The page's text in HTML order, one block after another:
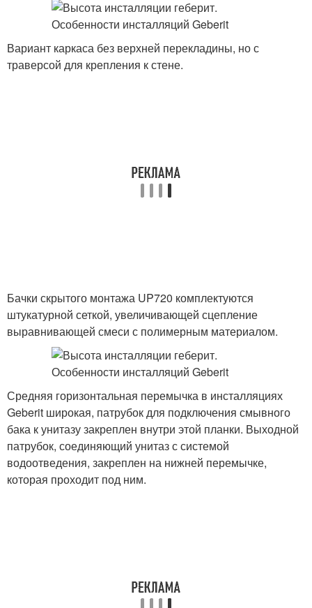
Вариант каркаса без верхней перекладины, но с
траверсой для крепления к стене.
Бачки скрытого монтажа UP720 комплектуются
штукатурной сеткой, увеличивающей сцепление
выравнивающей смеси с полимерным материалом.
Средняя горизонтальная перемычка в инсталляциях
Geberit широкая, патрубок для подключения смывного
бака к унитазу закреплен внутри этой планки. Выходной
патрубок, соединяющий унитаз с системой
водоотведения, закреплен на нижней перемычке,
которая проходит под ним.